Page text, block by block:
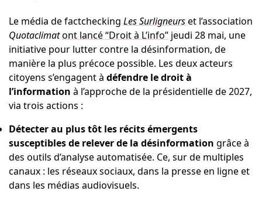
Le média de factchecking Les Surligneurset l’association
Quotaclimatont lancé “Droit à L’info”jeudi 28 mai, une
initiative pour lutter contre la désinformation, de
manière la plus précoce possible. Les deux acteurs
citoyens s’engagent à défendre le droit à
l’information à l’approche de la présidentielle de 2027,
via trois actions :
Détecter au plus tôt les récits émergents
susceptibles de relever de la désinformation grâce à
des outils d’analyse automatisée. Ce, sur de multiples
canaux : les réseaux sociaux, dans la presse en ligne et
dans les médias audiovisuels.